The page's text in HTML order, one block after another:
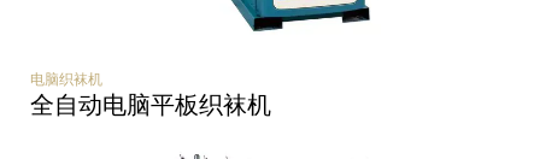
电脑织袜机
全自动电脑平板织袜机